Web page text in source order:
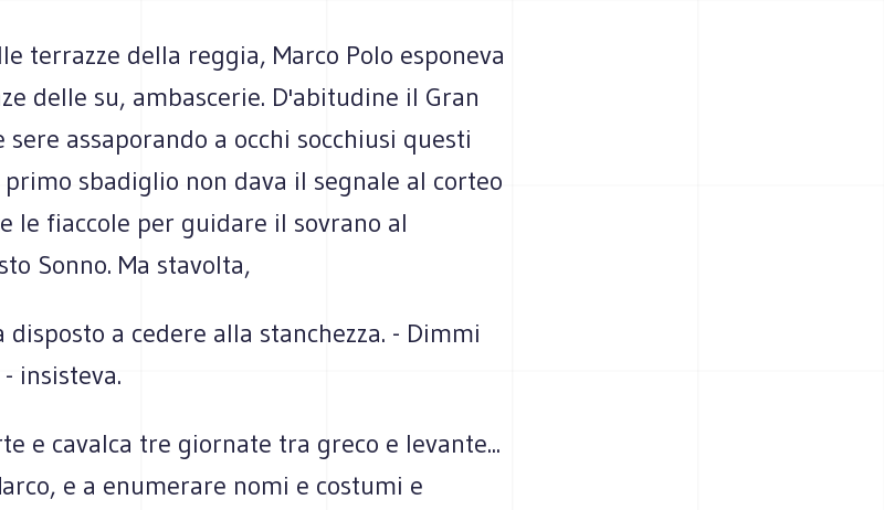
terrazze della reggia, Marco Polo esponeva
delle su, ambascerie. D'abitudine il Gran
assaporando a occhi socchiusi questi
sbadiglio non dava il segnale al corteo
le fiaccole per guidare il sovrano al
Sonno. Ma stavolta,
a cedere alla stanchez­za. - Dimmi
insisteva.
e cavalca tre giornate tra greco e levante...
e a enu­merare nomi e costumi e